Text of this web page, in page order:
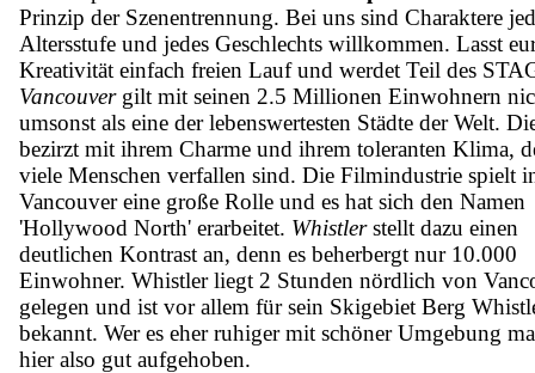
Prinzip der Szenentrennung. Bei uns sind Charaktere
Altersstufe und jedes Geschlechts willkommen. Lasst
Kreativität einfach freien Lauf und werdet Teil des
Vancouvergilt mit seinen 2.5 Millionen Einwohnern
umsonst als eine der lebenswertesten Städte der Welt.
bezirzt mit ihrem Charme und ihrem toleranten Klima,
viele Menschen verfallen sind. Die Filmindustrie spielt
Vancouver eine große Rolle und es hat sich den Namen
'Hollywood North' erarbeitet. Whistlerstellt dazu einen
deutlichen Kontrast an, denn es beherbergt nur 10.000
Einwohner. Whistler liegt 2 Stunden nördlich von
gelegen und ist vor allem für sein Skigebiet Berg
bekannt. Wer es eher ruhiger mit schöner Umgebung
hier also gut aufgehoben.